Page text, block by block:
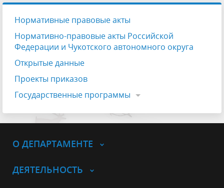
Нормативные правовые акты
Нормативно-правовые акты Российской
Федерации и Чукотского автономного округа
Открытые данные
Проекты приказов
Государственные программы
О ДЕПАРТАМЕНТЕ
ДЕЯТЕЛЬНОСТЬ